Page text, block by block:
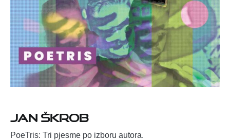
Jan Škrob
PoeTris: Tri pjesme po izboru autora.